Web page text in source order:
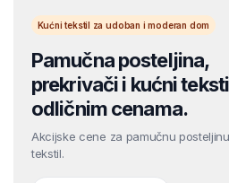
Kućni tekstil za udoban i moderan dom
Pamučna posteljina,
prekrivači i kućni
odličnim cenama.
Akcijske cene za pamučnu
tekstil.